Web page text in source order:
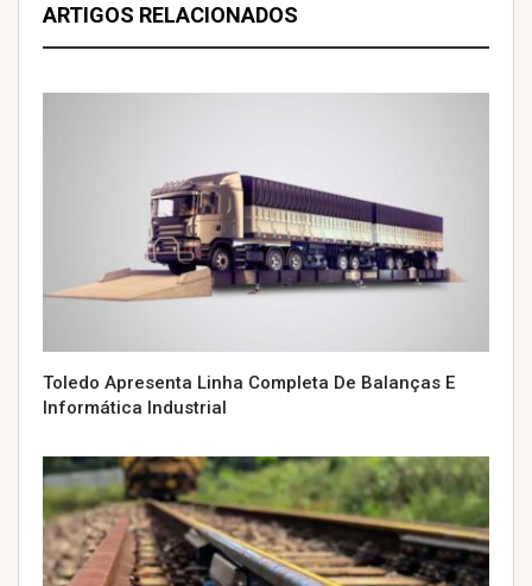
ARTIGOS RELACIONADOS
Toledo Apresenta Linha Completa De Balanças E
Informática Industrial